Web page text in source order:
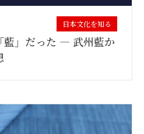
日本文化を知る
藍」だった ― 武州藍か